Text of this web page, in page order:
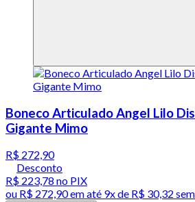
Boneco Articulado Angel Lilo
Gigante Mimo
R$ 272,90
Desconto
R$ 223,78 no PIX
ou R$ 272,90em até 9x de R$ 30,32